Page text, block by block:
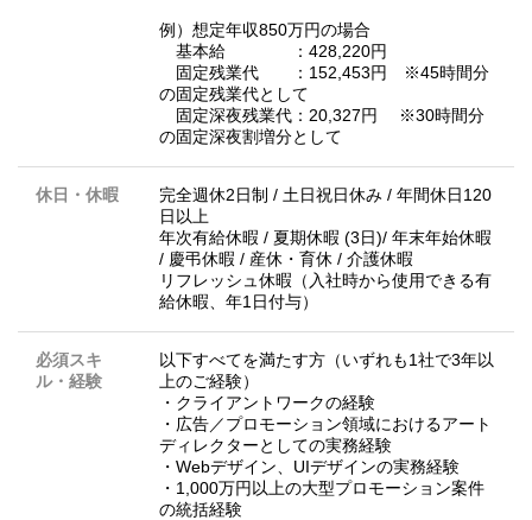
例）想定年収850万円の場合
基本給 ：428,220円
固定残業代 ：152,453円 ※45時間分
の固定残業代として
固定深夜残業代：20,327円 ※30時間分
の固定深夜割増分として
休日・休暇
完全週休2日制 / 土日祝日休み / 年間休日120
日以上
年次有給休暇 / 夏期休暇 (3日)/ 年末年始休暇
/ 慶弔休暇 / 産休・育休 / 介護休暇
リフレッシュ休暇（入社時から使用できる有
給休暇、年1日付与）
必須スキ
ル・経験
以下すべてを満たす方（いずれも1社で3年以
上のご経験）
・クライアントワークの経験
・広告／プロモーション領域におけるアート
ディレクターとしての実務経験
・Webデザイン、UIデザインの実務経験
・1,000万円以上の大型プロモーション案件
の統括経験